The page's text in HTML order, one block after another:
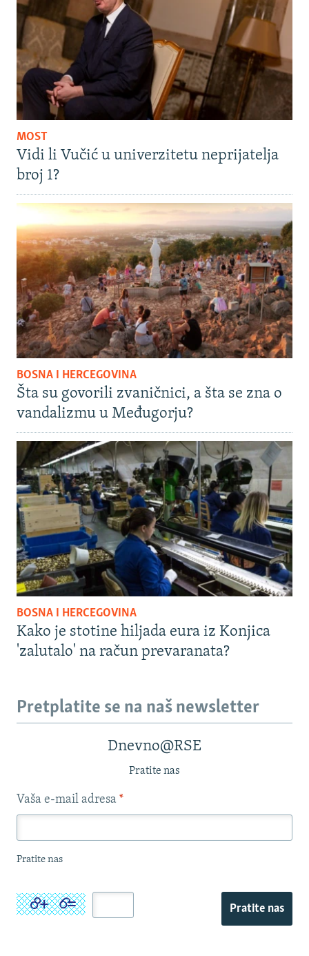
MOST
Vidi li Vučić u univerzitetu neprijatelja
broj 1?
BOSNA I HERCEGOVINA
Šta su govorili zvaničnici, a šta se zna o
vandalizmu u Međugorju?
BOSNA I HERCEGOVINA
Kako je stotine hiljada eura iz Konjica
'zalutalo' na račun prevaranata?
Pretplatite se na naš newsletter
Dnevno@RSE
Pratite nas
Vaša e-mail adresa *
Pratite nas
Pratite nas